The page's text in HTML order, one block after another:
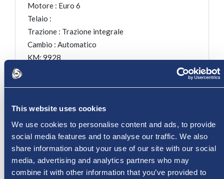
This website uses cookies
We use cookies to personalise content and ads, to provide
social media features and to analyse our traffic. We also
share information about your use of our site with our social
media, advertising and analytics partners who may
combine it with other information that you’ve provided to
Motore : Euro 6
Telaio :
Trazione : Trazione integrale
Cambio : Automatico
KM: 9928